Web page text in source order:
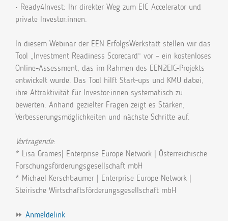
• Ready4Invest: Ihr direkter Weg zum EIC Accelerator und
private Investor:innen.
In diesem Webinar der EEN ErfolgsWerkstatt stellen wir das
Tool „Investment Readiness Scorecard“ vor – ein kostenloses
Online-Assessment, das im Rahmen des EEN2EIC-Projekts
entwickelt wurde. Das Tool hilft Start-ups und KMU dabei,
ihre Attraktivität für Investor:innen systematisch zu
bewerten. Anhand gezielter Fragen zeigt es Stärken,
Verbesserungsmöglichkeiten und nächste Schritte auf.
Vortragende:
* Lisa Grames| Enterprise Europe Network | Österreichische
Forschungsförderungsgesellschaft mbH
* Michael Kerschbaumer | Enterprise Europe Network |
Steirische Wirtschaftsförderungsgesellschaft mbH
⏩ Anmeldelink